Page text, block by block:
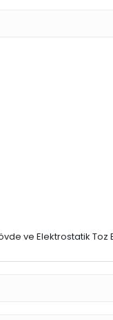
ve Elektrostatik Toz